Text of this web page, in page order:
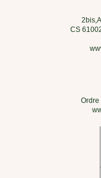
CS
Ordre